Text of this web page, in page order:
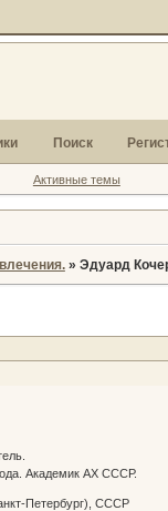
Поиск
Активные темы
» Эдуард
Академик АХ СССР.
Петербург), СССР